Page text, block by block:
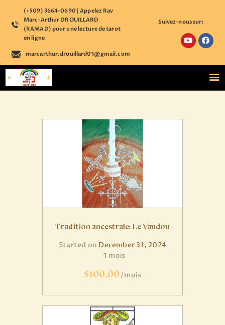
(+509) 3664-0690 | Appelez Rav
Marc-Arthur DROUILLARD
(RAMAD) pour une lecture de tarot
en ligne
marcarthur.drouillard01@gmail.com
Suivez-nous sur:
ACCUEIL
NOS COURS
CALENDRIER
D’ÉVÈNEMENTS
ASTROLOGIE
CONTACT
S’ENREGISTRER SUR
NOTRE PLATEFORME
ACCÉDER A VOTRE
COMPTE
Tradition ancestrale: Le Vaudou
Started on December 31, 2024
1 mois
$100.00 mois